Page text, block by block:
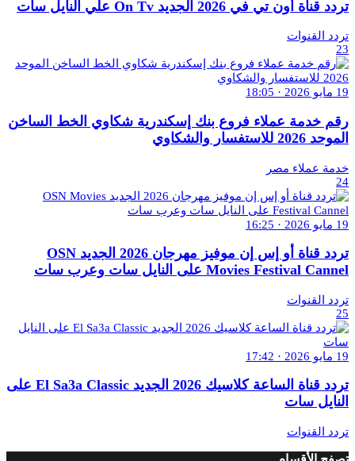
تردد قناة أون تي في 2026 الجديد On Tv علي النايل سات
تردد القنوات
23
19 مايو 2026 · 18:05
رقم خدمة عملاء فروع بنك إسكندرية شكاوي الخط الساخن
الموحد 2026 للاستفسار والشكاوي
خدمة عملاء مصر
24
19 مايو 2026 · 16:25
تردد قناة أو إس إن موفيز مهرجان 2026 الجديد OSN
Movies Festival Cannel على النايل سات وعرب سات
تردد القنوات
25
19 مايو 2026 · 17:42
تردد قناة الساعة كلاسيك 2026 الجديد El Sa3a Classic على
النايل سات
تردد القنوات